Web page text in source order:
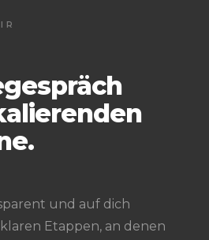
und auf dich
Etappen, an denen